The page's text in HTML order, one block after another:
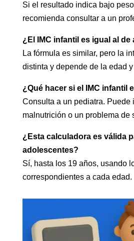
Si el resultado indica bajo
recomienda consultar a un
¿El IMC infantil es igual al de
La fórmula es similar, pero la
distinta y depende de la edad
¿Qué hacer si el IMC infantil
Consulta a un pediatra. Puede
malnutrición o un problema de
¿Esta calculadora es válida
adolescentes?
Sí, hasta los 19 años, usando
correspondientes a cada edad.